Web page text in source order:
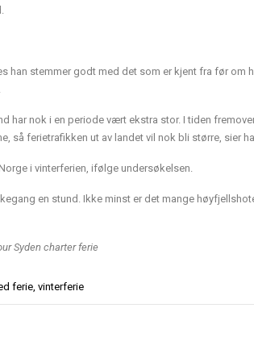
han stemmer godt med det som er kjent fra før om
har nok i en periode vært ekstra stor. I tiden fre
så ferietrafikken ut av landet vil nok bli større, sier
i vinterferien, ifølge undersøkelsen.
en stund. Ikke minst er det mange
Syden charter ferie
ferie, vinterferie